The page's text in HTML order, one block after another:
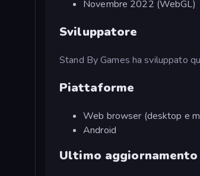
Novembre 2022 (WebGL)
Sviluppatore
Stand By Games ha sviluppato
Piattaforme
Web browser (desktop e
Android
Ultimo aggiornamento